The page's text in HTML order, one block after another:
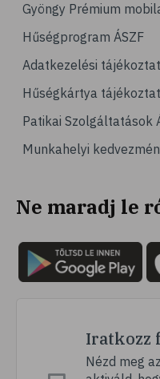
# gyerek
# erőszak
# agresszió
# intelligencia
# hányinger
# túlsúly
# szabadidő
# lelki egyensúly
Gyöngy Prémium
Hűségprogram ÁSZF
Adatkezelési
Hűségkártya
Patikai Szolgáltatások
Munkahelyi
Ne maradj le
Iratkozz
Nézd meg